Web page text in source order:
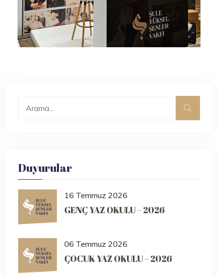
Duyurular
16 Temmuz 2026
GENÇ YAZ OKULU – 2026
06 Temmuz 2026
ÇOCUK YAZ OKULU – 2026